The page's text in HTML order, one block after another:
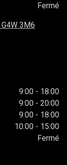
Fermé
G4W 3M6
9:00 - 18:00
9:00 - 20:00
9:00 - 18:00
10:00 - 15:00
Fermé